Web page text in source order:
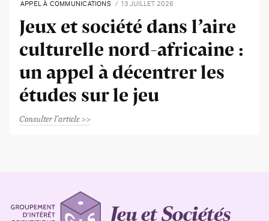
APPEL À COMMUNICATIONS 13 JUILLET 2026
Jeux et société dans l’aire
culturelle nord-africaine :
un appel à décentrer les
études sur le jeu
Consulter l'article